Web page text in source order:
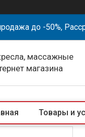
до -50%,
массажные
магазина
Товары и